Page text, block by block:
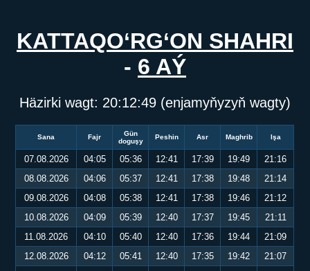
KATTAQO‘RG‘ON SHAHRI
- 6 AÝ
Häzirki wagt: 20:12:49 (enjamyňyzyň wagty)
Sana Fajr
Gün
doguşy
Peshin Asr Maghrib Işa
07.08.2026 04:05 05:36 12:41 17:39 19:49
21:16
08.08.2026
04:06 05:37 12:41 17:38 19:48
21:14
09.08.2026
04:08 05:38 12:41 17:38 19:46
21:12
10.08.2026
04:09 05:39 12:40 17:37 19:45
21:11
11.08.2026
04:10 05:40 12:40 17:36 19:44
21:09
12.08.2026
04:12 05:41 12:40 17:35 19:42
21:07